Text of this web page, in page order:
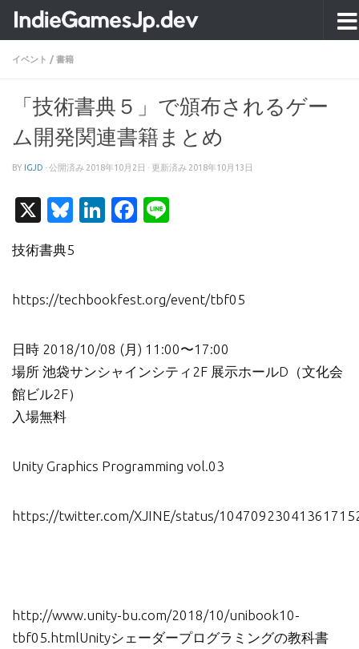
コンテンツへスキップ
イベント / 書籍
「技術書典５」で頒布されるゲー
ム開発関連書籍まとめ
BY IGJD · 公開済み 2018年10月2日 · 更新済み 2018年10月13日
X Bluesky
LinkedIn
Facebook
技術書典5
https://techbookfest.org/event/tbf05
日時 2018/10/08 (月) 11:00〜17:00
場所 池袋サンシャインシティ2F 展示ホールD（文化会
館ビル2F）
入場無料
Unity Graphics Programming vol.03
https://twitter.com/XJINE/status/
http://www.unity-bu.com/2018/10/unibook10-
tbf05.htmlUnityシェーダープログラミングの教科書